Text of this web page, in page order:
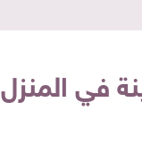
في المنزل